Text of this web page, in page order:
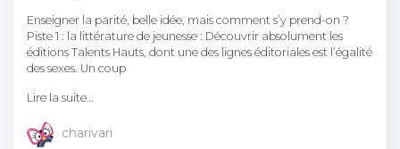
Enseigner la parité, belle idée, mais comment s’y prend-on ?
Piste 1 : la littérature de jeunesse : Découvrir absolument les
éditions Talents Hauts, dont une des lignes éditoriales est l’égalité
des sexes. Un coup
Lire la suite…
charivari